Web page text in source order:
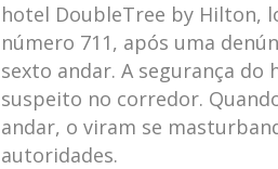
hotel DoubleTree by Hilton,
número 711, após uma
sexto andar. A segurança
suspeito no corredor.
andar, o viram se
autoridades.